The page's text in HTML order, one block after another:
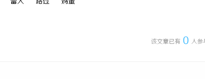
雷人 路过 鸡蛋
该文章已有 0 人参